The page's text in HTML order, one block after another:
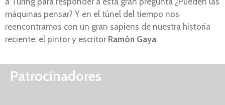
máquinas pensar? Y en el túnel del tiempo nos
reencontramos con un gran sapiens de nuestra historia
reciente, el pintor y escritor Ramón Gaya.
Patrocinadores